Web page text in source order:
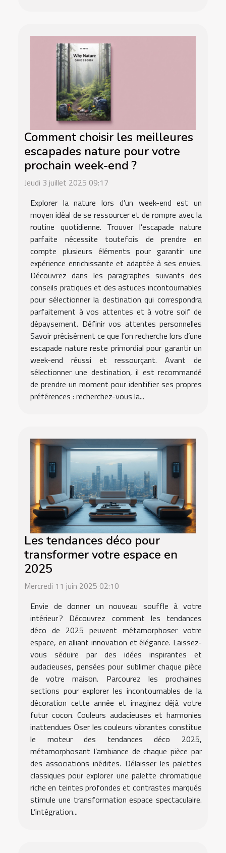
Comment choisir les meilleures
escapades nature pour votre
prochain week-end ?
Jeudi 3 juillet 2025 09:17
Explorer la nature lors d'un week-end est un
moyen idéal de se ressourcer et de rompre avec la
routine quotidienne. Trouver l'escapade nature
parfaite nécessite toutefois de prendre en
compte plusieurs éléments pour garantir une
expérience enrichissante et adaptée à ses envies.
Découvrez dans les paragraphes suivants des
conseils pratiques et des astuces incontournables
pour sélectionner la destination qui correspondra
parfaitement à vos attentes et à votre soif de
dépaysement. Définir vos attentes personnelles
Savoir précisément ce que l’on recherche lors d’une
escapade nature reste primordial pour garantir un
week-end réussi et ressourçant. Avant de
sélectionner une destination, il est recommandé
de prendre un moment pour identifier ses propres
préférences : recherchez-vous la...
Les tendances déco pour
transformer votre espace en
2025
Mercredi 11 juin 2025 02:10
Envie de donner un nouveau souffle à votre
intérieur ? Découvrez comment les tendances
déco de 2025 peuvent métamorphoser votre
espace, en alliant innovation et élégance. Laissez-
vous séduire par des idées inspirantes et
audacieuses, pensées pour sublimer chaque pièce
de votre maison. Parcourez les prochaines
sections pour explorer les incontournables de la
décoration cette année et imaginez déjà votre
futur cocon. Couleurs audacieuses et harmonies
inattendues Oser les couleurs vibrantes constitue
le moteur des tendances déco 2025,
métamorphosant l’ambiance de chaque pièce par
des associations inédites. Délaisser les palettes
classiques pour explorer une palette chromatique
riche en teintes profondes et contrastes marqués
stimule une transformation espace spectaculaire.
L’intégration...